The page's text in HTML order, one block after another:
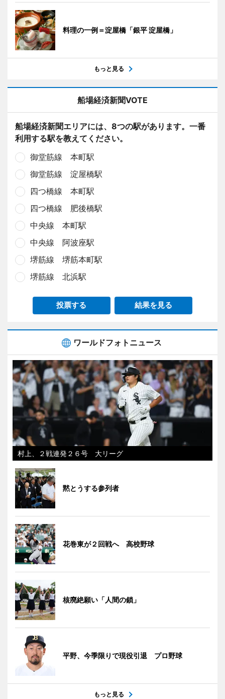
料理の一例＝淀屋橋「銀平 淀屋橋」
もっと見る
船場経済新聞VOTE
船場経済新聞エリアには、8つの駅があります。一番
利用する駅を教えてください。
御堂筋線 本町駅
御堂筋線 淀屋橋駅
四つ橋線 本町駅
四つ橋線 肥後橋駅
中央線 本町駅
中央線 阿波座駅
堺筋線 堺筋本町駅
堺筋線 北浜駅
投票する 結果を見る
ワールドフォトニュース
村上、２戦連発２６号 大リーグ
黙とうする参列者
花巻東が２回戦へ 高校野球
核廃絶願い「人間の鎖」
平野、今季限りで現役引退 プロ野球
もっと見る